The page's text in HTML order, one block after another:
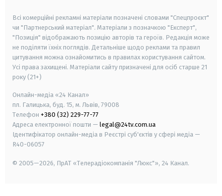
Всі комерційні рекламні матеріали позначені словами "Спецпроєкт"
чи "Партнерський матеріал". Матеріали з позначкою "Експерт",
"Позиція" відображають позицію авторів та героїв. Редакція може
не поділяти їхніх поглядів. Детальніше щодо реклами та правил
цитування можна ознайомитись в правилах користування сайтом.
Усі права захищені. Матеріали сайту призначені для осіб старше 21
року (21+)
Онлайн-медіа «24 Канал»
пл. Галицька, буд. 15, м. Львів, 79008
Телефон +380 (32) 229-77-77
Адреса електронної пошти — legal@24tv.com.ua
Ідентифікатор онлайн-медіа в Реєстрі суб'єктів у сфері медіа —
R40-06057
© 2005—2026, ПрАТ «Телерадіокомпанія "Люкс"», 24 Канал.